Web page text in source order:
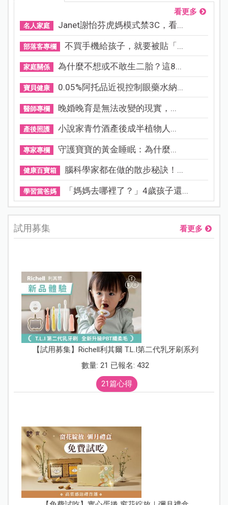
看更多
名人家庭 Janet謝怡芬虎媽模式禁3C，看...
部落客專欄 不買手機給孩子，就要被貼「...
家庭關係 為什麼不想或不敢生二胎？這8...
寶貝健康 0.05%阿托品近視控制眼藥水納...
醫師專欄 晚婚晚育是無法改變的現實，...
產後照護 小說家青竹酒產後成半植物人...
專家專欄 守護寶寶的黃金睡眠：為什麼...
健康百寶箱 腦科學家都在做的散步秘訣！...
學習當爸媽 「媽媽去哪裡了？」4歲孩子還...
試用募集 看更多
【試用募集】Richell利其爾 T.L.I第二代乳牙刷系列
數量: 21 已報名: 432
21篇心得